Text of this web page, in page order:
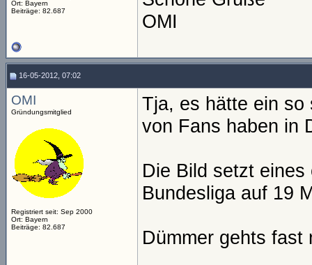
Ort: Bayern
Beiträge: 82.687
OMI
16-05-2012, 07:02
OMI
Gründungsmitglied
Registriert seit: Sep 2000
Ort: Bayern
Beiträge: 82.687
Tja, es hätte ein so
von Fans haben in
Die Bild setzt
Bundesliga auf 19
Dümmer gehts fast